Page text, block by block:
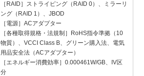
［RAID］ストライピング（RAID 0）、ミラーリ
ング（RAID 1）、JBOD
［電源］ACアダプター
［各種取得規格・法規制］RoHS指令準拠（10
物質）、VCCI Class B、グリーン購入法、電気
用品安全法（ACアダプター）
［エネルギー消費効率］0.000461W/GB、IV区
分